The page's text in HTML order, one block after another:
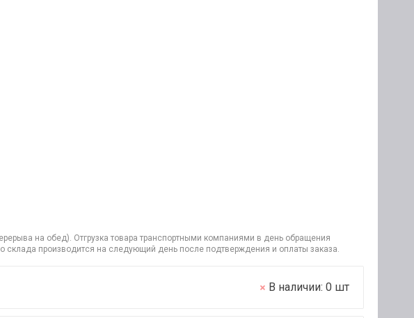
на обед). Отгрузка товара транспортными компаниями в день обращения
склада производится на следующий день после подтверждения и оплаты заказа.
В наличии: 0 шт